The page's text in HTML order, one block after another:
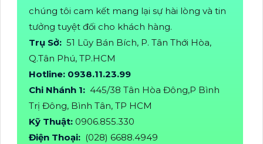
chúng tôi cam kết mang lại sự hài lòng và tin
tưởng tuyệt đối cho khách hàng.
Trụ Sở: 51 Lũy Bán Bích, P. Tân Thới Hòa,
Q.Tân Phú, TP.HCM
Hotline: 0938.11.23.99
Chi Nhánh 1: 445/38 Tân Hòa Đông,P Bình
Trị Đông, Bình Tân, TP HCM
Kỹ Thuật: 0906.855.330
Điện Thoại: (028) 6688.4949